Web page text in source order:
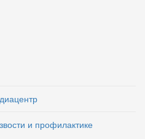
и профилактике